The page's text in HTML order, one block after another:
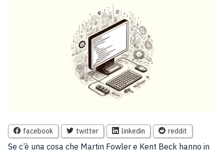
facebook twitter linkedin reddit
Se c’è una cosa che Martin Fowler e Kent Beck hanno in